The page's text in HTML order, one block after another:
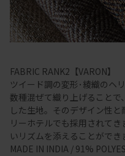
FABRIC RANK2【VARON】
ツイード調の変形･綾織のヘ
数種混ぜて織り上げること
した生地。そのデザイン性
リーホテルでも採用されて
いリズムを添えることができ
MADE IN INDIA / 91%